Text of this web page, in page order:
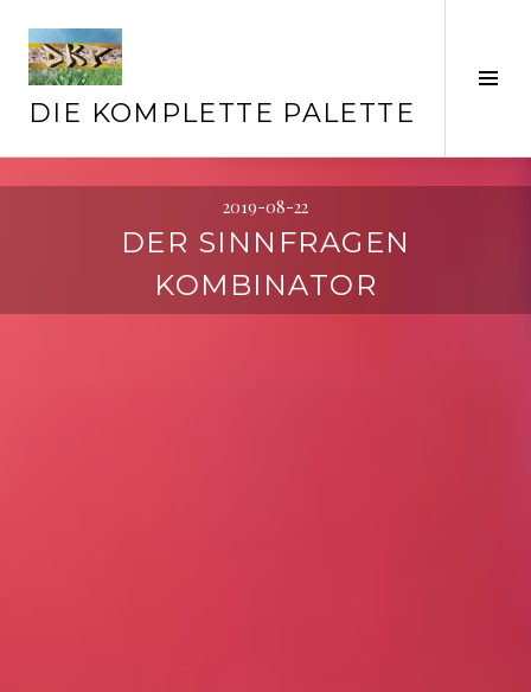
zum
Inhalt
DIE KOMPLETTE PALETTE
2019-08-22
DER SINNFRAGEN
KOMBINATOR